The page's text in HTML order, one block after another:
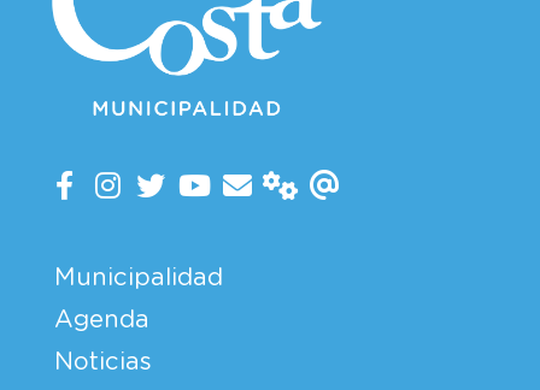
Municipalidad
Agenda
Noticias